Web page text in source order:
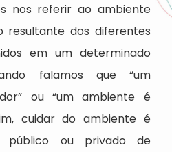
nos referir ao ambiente
resultante dos diferentes
em um determinado
falamos que “um
ou “um ambiente é
cuidar do ambiente é
público ou privado de